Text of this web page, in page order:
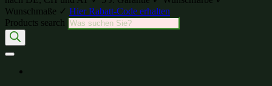
Wunschmaße ✓ Hier Rabatt-Code erhalten
Products search